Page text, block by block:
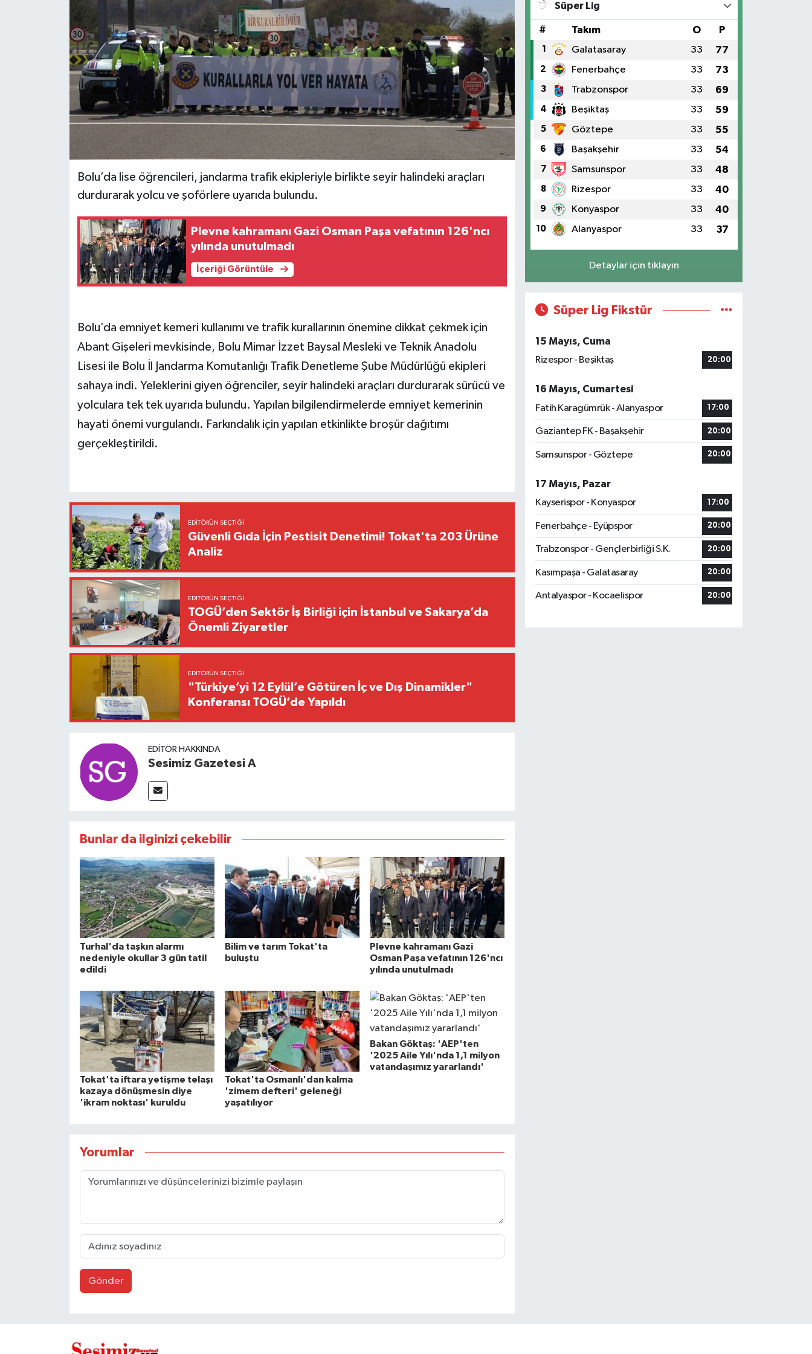
Bolu’da lise öğrencileri, jandarma trafik ekipleriyle birlikte seyir halindeki araçları
durdurarak yolcu ve şoförlere uyarıda bulundu.
Plevne kahramanı Gazi Osman Paşa vefatının 126'ncı
yılında unutulmadı
İçeriği Görüntüle
Bolu’da emniyet kemeri kullanımı ve trafik kurallarının önemine dikkat çekmek için
Abant Gişeleri mevkisinde, Bolu Mimar İzzet Baysal Mesleki ve Teknik Anadolu
Lisesi ile Bolu İl Jandarma Komutanlığı Trafik Denetleme Şube Müdürlüğü ekipleri
sahaya indi. Yeleklerini giyen öğrenciler, seyir halindeki araçları durdurarak sürücü ve
yolculara tek tek uyarıda bulundu. Yapılan bilgilendirmelerde emniyet kemerinin
hayati önemi vurgulandı. Farkındalık için yapılan etkinlikte broşür dağıtımı
gerçekleştirildi.
EDITÖRÜN SEÇTIĞI
Güvenli Gıda İçin Pestisit Denetimi! Tokat'ta 203 Ürüne
Analiz
EDITÖRÜN SEÇTIĞI
TOGÜ’den Sektör İş Birliği için İstanbul ve Sakarya’da
Önemli Ziyaretler
EDITÖRÜN SEÇTIĞI
"Türkiye’yi 12 Eylül’e Götüren İç ve Dış Dinamikler"
Konferansı TOGÜ’de Yapıldı
EDITÖR HAKKINDA
Sesimiz Gazetesi A
Bunlar da ilginizi çekebilir
Turhal'da taşkın alarmı
nedeniyle okullar 3 gün tatil
edildi
Bilim ve tarım Tokat'ta
buluştu
Plevne kahramanı Gazi
Osman Paşa vefatının 126'ncı
yılında unutulmadı
Tokat'ta iftara yetişme telaşı
kazaya dönüşmesin diye
'ikram noktası' kuruldu
Tokat'ta Osmanlı'dan kalma
'zimem defteri' geleneği
yaşatılıyor
Bakan Göktaş: 'AEP'ten
'2025 Aile Yılı'nda 1,1 milyon
vatandaşımız yararlandı'
Yorumlar
Gönder
Süper Lig
# Takım O P
1 Galatasaray 33 77
2 Fenerbahçe 33 73
3 Trabzonspor 33 69
4 Beşiktaş 33 59
5 Göztepe 33 55
6 Başakşehir 33 54
7 Samsunspor 33 48
8 Rizespor 33 40
9 Konyaspor 33 40
10 Alanyaspor 33 37
Detaylar için tıklayın
Süper Lig Fikstür
15 Mayıs, Cuma
Rizespor - Beşiktaş
20:00
16 Mayıs, Cumartesi
Fatih Karagümrük - Alanyaspor
17:00
Gaziantep FK - Başakşehir 20:00
Samsunspor - Göztepe 20:00
17 Mayıs, Pazar
Kayserispor - Konyaspor
17:00
Fenerbahçe - Eyüpspor 20:00
Trabzonspor - Gençlerbirliği S.K. 20:00
Kasımpaşa - Galatasaray 20:00
Antalyaspor - Kocaelispor 20:00
Teknoloji
Tokat Haberleri